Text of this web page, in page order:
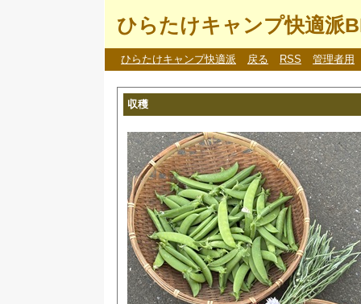
ひらたけキャンプ快適派
ひらたけキャンプ快適派 戻る RSS 管理者用
収穫